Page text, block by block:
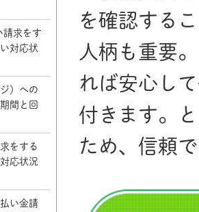
を確認する
人柄も重要
れば安心し
付きます。
ため、信頼
請求をす
対応状
）への
間と回
をする
応状況
い金請